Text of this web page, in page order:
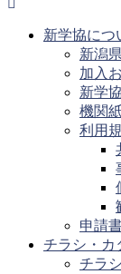
プ
新学協につ
新潟
加入
新学
機関
利用
申請
チラシ・カ
チラ